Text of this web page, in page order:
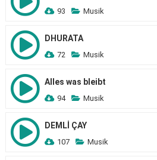
93 Musik
DHURATA
72 Musik
Alles was bleibt
94 Musik
DEMLİ ÇAY
107 Musik